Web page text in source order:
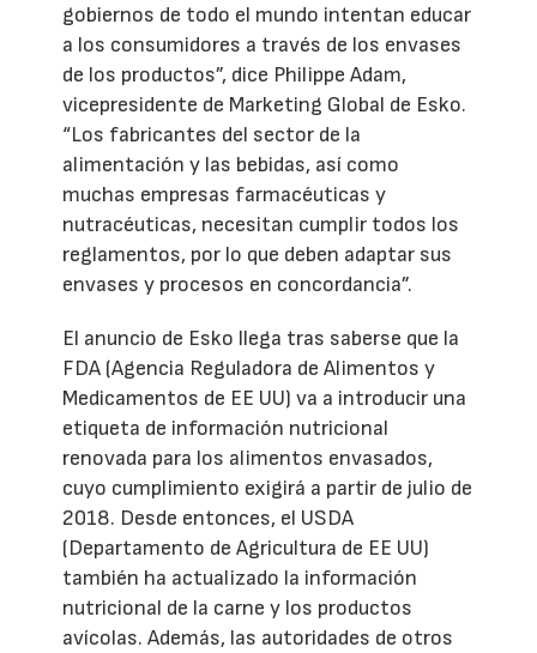
gobiernos de todo el mundo intentan educar
a los consumidores a través de los envases
de los productos”, dice Philippe Adam,
vicepresidente de Marketing Global de Esko.
“Los fabricantes del sector de la
alimentación y las bebidas, así como
muchas empresas farmacéuticas y
nutracéuticas, necesitan cumplir todos los
reglamentos, por lo que deben adaptar sus
envases y procesos en concordancia”.
El anuncio de Esko llega tras saberse que la
FDA (Agencia Reguladora de Alimentos y
Medicamentos de EE UU) va a introducir una
etiqueta de información nutricional
renovada para los alimentos envasados,
cuyo cumplimiento exigirá a partir de julio de
2018. Desde entonces, el USDA
(Departamento de Agricultura de EE UU)
también ha actualizado la información
nutricional de la carne y los productos
avícolas. Además, las autoridades de otros